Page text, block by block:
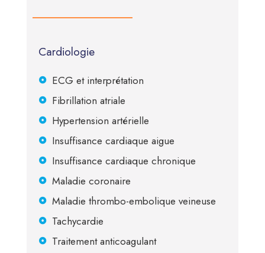
Cardiologie
ECG et interprétation
Fibrillation atriale
Hypertension artérielle
Insuffisance cardiaque aigue
Insuffisance cardiaque chronique
Maladie coronaire
Maladie thrombo-embolique veineuse
Tachycardie
Traitement anticoagulant